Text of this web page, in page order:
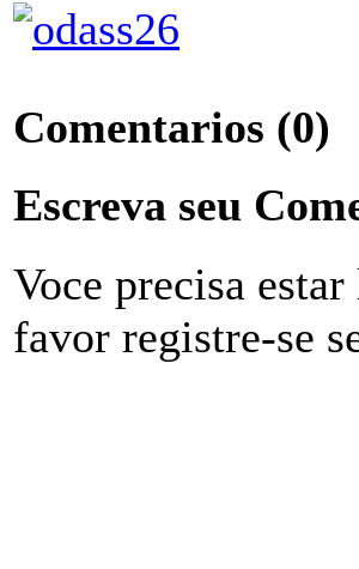
Comentarios (0)
Escreva seu
Voce precisa
favor registre-se